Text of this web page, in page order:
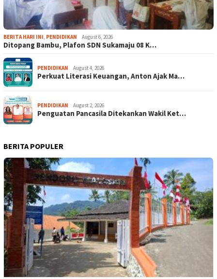
BERITA HARI INI PENDIDIKAN August 6, 2026
Ditopang Bambu, Plafon SDN Sukamaju 08 K…
PENDIDIKAN August 4, 2026
Perkuat Literasi Keuangan, Anton Ajak Ma…
PENDIDIKAN August 2, 2026
Penguatan Pancasila Ditekankan Wakil Ket…
BERITA POPULER